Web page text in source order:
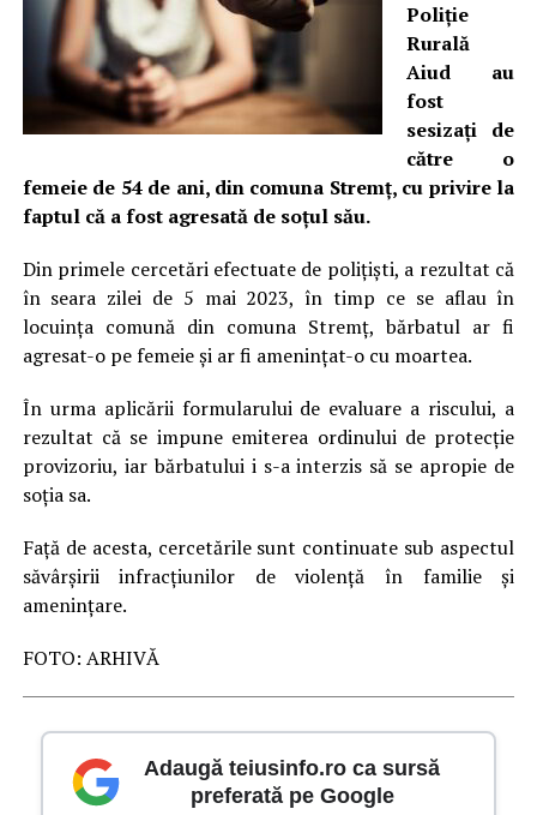
Poliție
Rurală
Aiud au
fost
sesizați de
către o
femeie de 54 de ani, din comuna Stremț, cu privire la
faptul că a fost agresată de soțul său.
Din primele cercetări efectuate de polițiști, a rezultat că
în seara zilei de 5 mai 2023, în timp ce se aflau în
locuința comună din comuna Stremț, bărbatul ar fi
agresat-o pe femeie și ar fi amenințat-o cu moartea.
În urma aplicării formularului de evaluare a riscului, a
rezultat că se impune emiterea ordinului de protecție
provizoriu, iar bărbatului i s-a interzis să se apropie de
soția sa.
Față de acesta, cercetările sunt continuate sub aspectul
săvârșirii infracțiunilor de violență în familie și
amenințare.
FOTO: ARHIVĂ
Adaugă teiusinfo.ro ca sursă
preferată pe Google